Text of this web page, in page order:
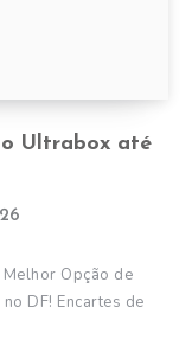
Ultrabox até
Opção de
DF! Encartes de